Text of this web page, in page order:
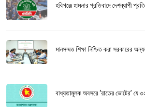
হবিগঞ্জে হামলার প্রতিবাদে দেশব্যাপী
মানসম্মত শিক্ষা নিশ্চিত করা সরকারের
বাধ্যতামূলক অবসরে ‘রাতের ভোটের’ যে